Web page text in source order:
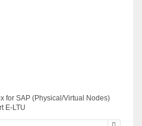
for SAP (Physical/Virtual Nodes)
E-LTU